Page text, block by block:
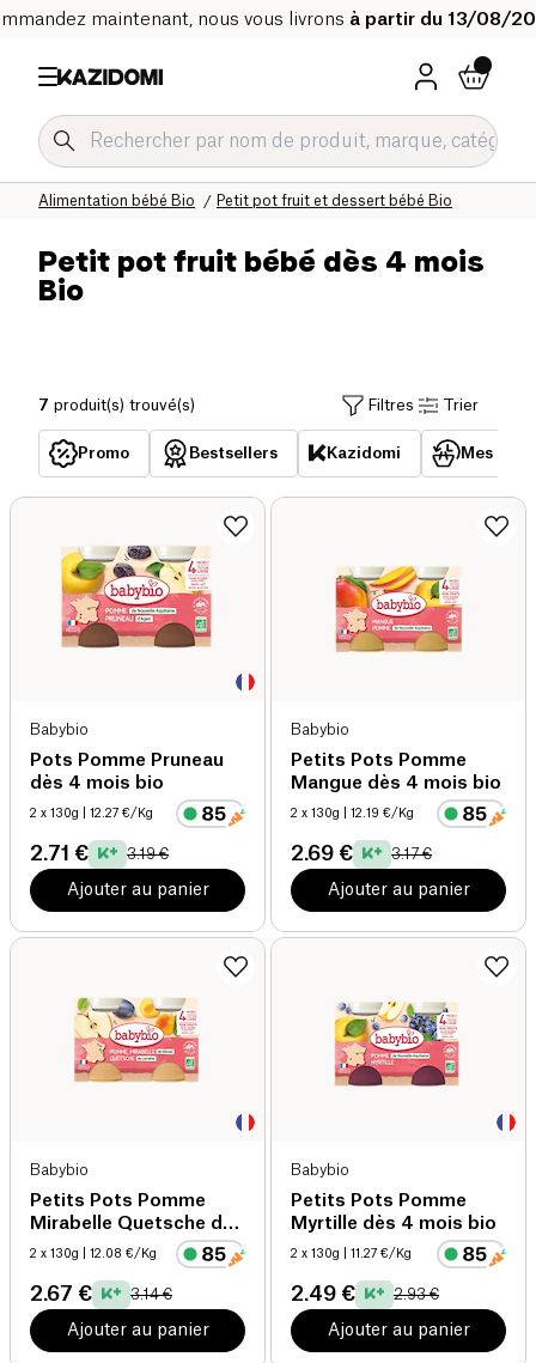
maintenant, nous vous livrons à partir du 13/08/
Petit pot fruit et dessert bébé Bio
Alimentation bébé Bio
Bébé & Enfant Bio
Notre catalogue bio
Accueil
Petit pot fruit bébé dès 4 mois
Bio
7 produit(s) trouvé(s) Filtres Trier
Promo Bestsellers Kazidomi Mes
Babybio
Pots Pomme Pruneau
dès 4 mois bio
2 x 130g | 12.27 €/Kg
2.71 € 3.19 €
Ajouter au panier
Babybio
Petits Pots Pomme
Mangue dès 4 mois bio
2 x 130g | 12.19 €/Kg
2.69 € 3.17 €
Ajouter au panier
Babybio
Petits Pots Pomme
Mirabelle Quetsche dès
4 mois bio
2 x 130g | 12.08 €/Kg
2.67 € 3.14 €
Ajouter au panier
Babybio
Petits Pots Pomme
Myrtille dès 4 mois bio
2 x 130g | 11.27 €/Kg
2.49 € 2.93 €
Ajouter au panier